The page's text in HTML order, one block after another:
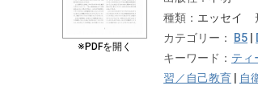
※PDFを開く
種類： エッセイ
カテゴリー：
B5
キーワード： ティ
習／自己教育
自